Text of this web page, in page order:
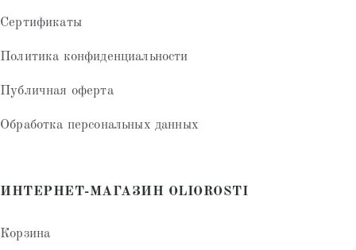
Сертификаты
Политика конфиденциальности
Публичная оферта
Обработка персональных данных
ИНТЕРНЕТ-МАГАЗИН OLIOROSTI
Корзина